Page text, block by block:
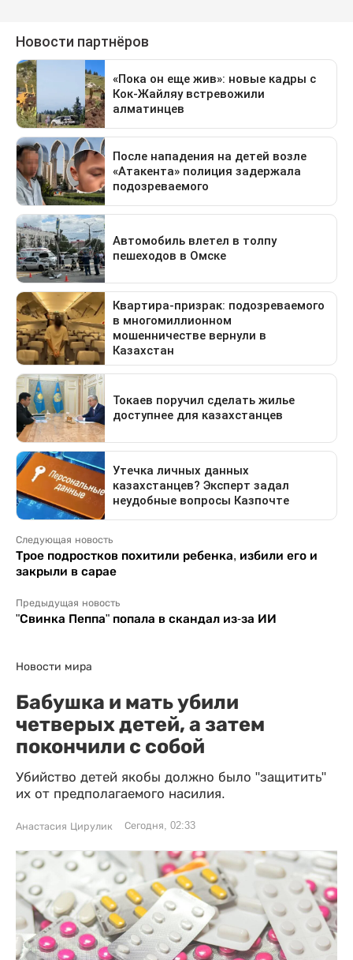
Следующая новость
Трое подростков похитили ребенка, избили его и
закрыли в сарае
Предыдущая новость
"Свинка Пеппа" попала в скандал из-за ИИ
Новости мира
Бабушка и мать убили
четверых детей, а затем
покончили с собой
Убийство детей якобы должно было "защитить"
их от предполагаемого насилия.
Анастасия Цирулик Сегодня, 02:33